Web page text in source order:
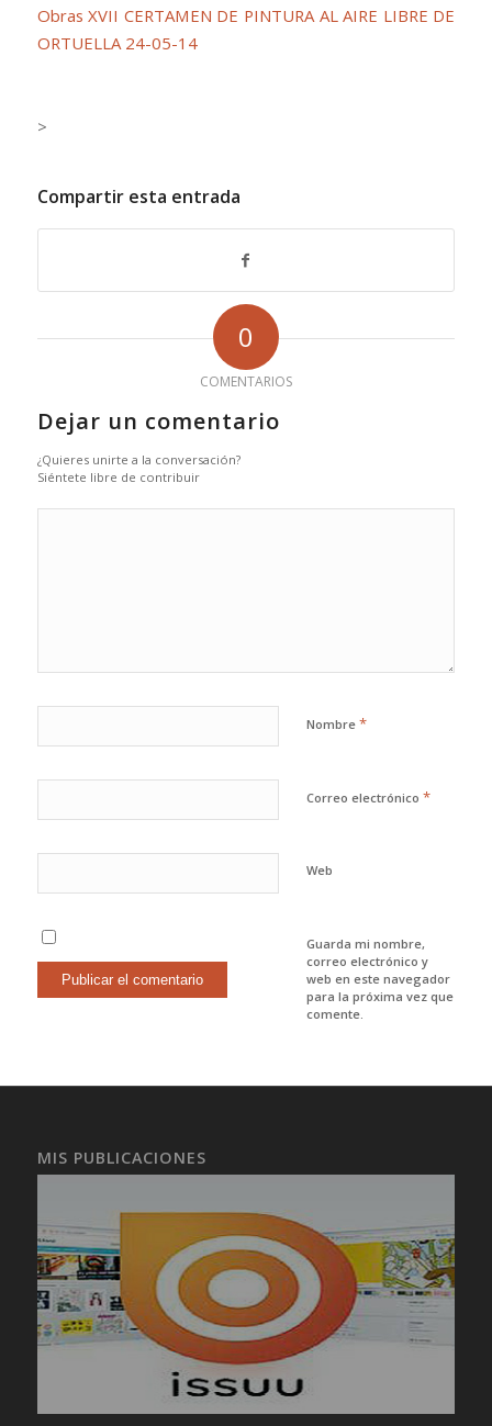
Obras XVII CERTAMEN DE PINTURA AL AIRE LIBRE DE
ORTUELLA 24-05-14
>
Compartir esta entrada
0
COMENTARIOS
Dejar un comentario
¿Quieres unirte a la conversación?
Siéntete libre de contribuir
Nombre *
Correo electrónico *
Web
Guarda mi nombre,
correo electrónico y
web en este navegador
para la próxima vez que
comente.
MIS PUBLICACIONES